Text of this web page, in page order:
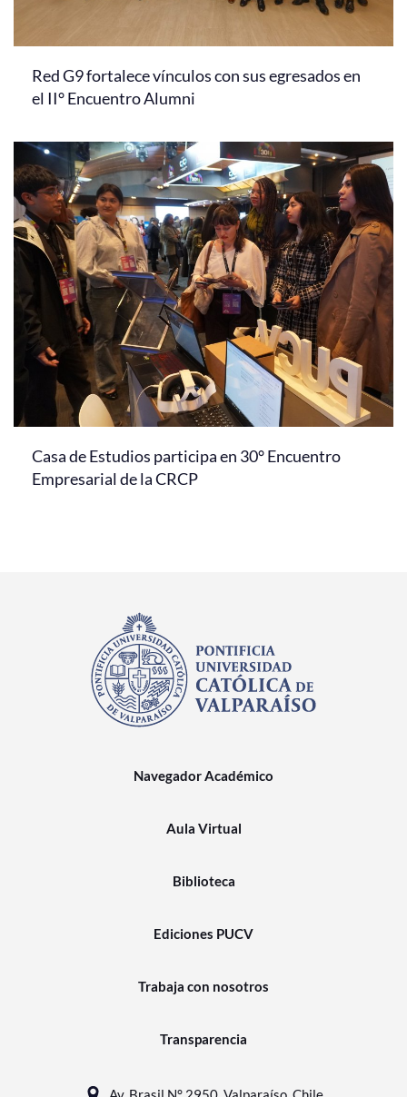
Red G9 fortalece vínculos con sus egresados en
el II° Encuentro Alumni
Casa de Estudios participa en 30° Encuentro
Empresarial de la CRCP
Navegador Académico
Aula Virtual
Biblioteca
Ediciones PUCV
Trabaja con nosotros
Transparencia